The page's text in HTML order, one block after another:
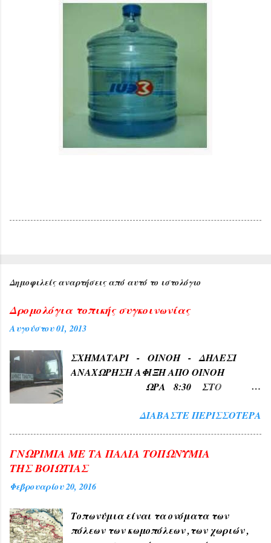
Δημοφιλείς αναρτήσεις από αυτό το ιστολόγιο
Δρομολόγια τοπικής συγκοινωνίας
Αυγούστου 01, 2013
ΣΧΗΜΑΤΑΡΙ - ΟΙΝΟΗ - ΔΗΛΕΣΙ
ΑΝΑΧΩΡΗΣΗ ΑΦΙΞΗ ΑΠΟ ΟΙΝΟΗ
ΩΡΑ 8:30 ΣΤΟ
ΣΧΗΜΑΤΑΡΙ ΩΡΑ 8:35
ΩΡΑ 8:50 Στην Αγίου
Γεωργίου στο Τέρμα 9:00 Επιστροφη
στην Πλακα και αναχωρηση για
ΔΙΑΒΆΣΤΕ ΠΕΡΙΣΣΌΤΕΡΑ
ΓΝΩΡΙΜΙΑ ΜΕ ΤΑ ΠΑΛΙΑ ΤΟΠΩΝΥΜΙΑ
ΤΗΣ ΒΟΙΩΤΙΑΣ
Φεβρουαρίου 20, 2016
Τοπωνύμια είναι τα ονόματα των
πόλεων των κωμοπόλεων ,των χωριών ,